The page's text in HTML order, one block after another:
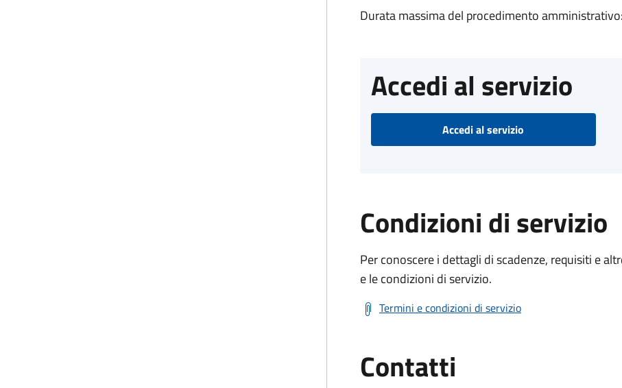
Durata massima del procedimento
Accedi al servizio
Accedi al servizio
Condizioni di servizio
Per conoscere i dettagli di scadenze, requisiti e
e le condizioni di servizio.
Termini e condizioni di servizio
Contatti